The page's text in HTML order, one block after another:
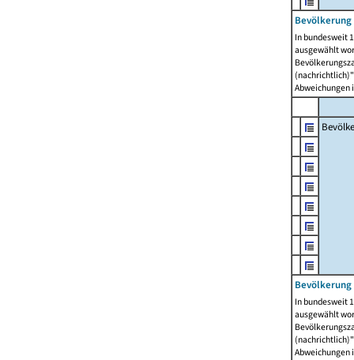
In bundesweit
ausgewählt
Abweichungen
In bundesweit
ausgewählt
Abweichungen